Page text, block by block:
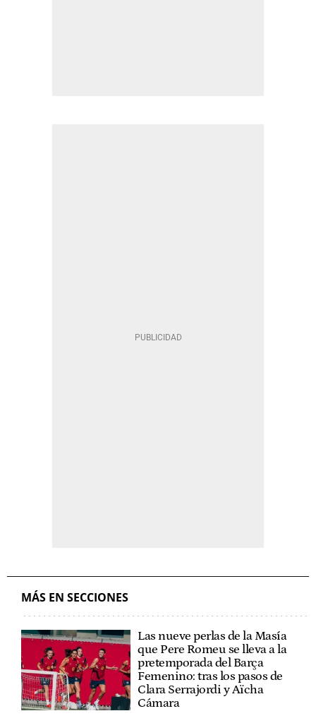
MÁS EN SECCIONES
Las nueve perlas de la Masía
que Pere Romeu se lleva a la
pretemporada del Barça
Femenino: tras los pasos de
Clara Serrajordi y Aïcha
Cámara